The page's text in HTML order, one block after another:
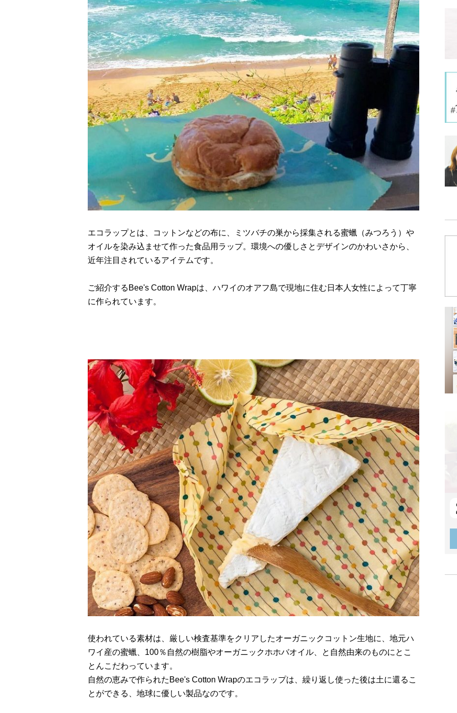
エコラップとは、コットンなどの布に、ミツバチの巣から採集される蜜蠟（みつろう）や
オイルを染み込ませて作った食品用ラップ。環境への優しさとデザインのかわいさから、
近年注目されているアイテムです。
ご紹介するBee's Cotton Wrapは、ハワイのオアフ島で現地に住む日本人女性によって丁寧
に作られています。
使われている素材は、厳しい検査基準をクリアしたオーガニックコットン生地に、地元ハ
ワイ産の蜜蠟、100％自然の樹脂やオーガニックホホバオイル、と自然由来のものにとこ
とんこだわっています。
自然の恵みで作られたBee's Cotton Wrapのエコラップは、繰り返し使った後は土に還るこ
とができる、地球に優しい製品なのです。